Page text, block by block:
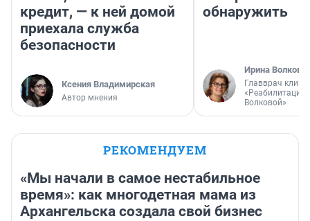
кредит, — к ней домой
приехала служба
безопасности
Ксения Владимирская
Автор мнения
обнаружить
Ирина Волкова
Главврач
«Реабилитация
Волковой»
РЕКОМЕНДУЕМ
«Мы начали в самое нестабильное
время»: как многодетная мама из
Архангельска создала свой бизнес